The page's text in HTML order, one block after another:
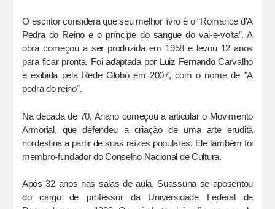
O escritor considera que seu melhor livro é o “Romance d'A
Pedra do Reino e o príncipe do sangue do vai-e-volta”. A
obra começou a ser produzida em 1958 e levou 12 anos
para ficar pronta. Foi adaptada por Luiz Fernando Carvalho
e exibida pela Rede Globo em 2007, com o nome de "A
pedra do reino".
Na década de 70, Ariano começou a articular o Movimento
Armorial, que defendeu a criação de uma arte erudita
nordestina a partir de suas raízes populares. Ele também foi
membro-fundador do Conselho Nacional de Cultura.
Após 32 anos nas salas de aula, Suassuna se aposentou
do cargo de professor da Universidade Federal de